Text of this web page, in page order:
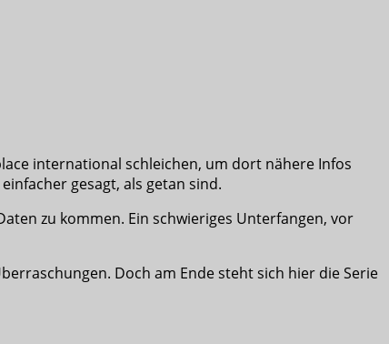
international schleichen, um dort nähere Infos
gesagt, als getan sind.
zu kommen. Ein schwieriges Unterfangen, vor
Doch am Ende steht sich hier die Serie